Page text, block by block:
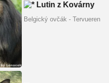
Lutin z Kovárny
Belgický ovčák - Tervueren